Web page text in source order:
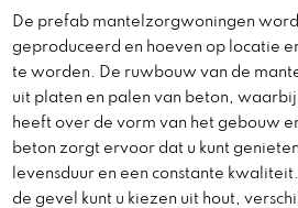
De prefab mantelzorgwoningen
geproduceerd en hoeven op locatie
te worden. De ruwbouw van de
uit platen en palen van beton,
heeft over de vorm van het gebouw
beton zorgt ervoor dat u kunt
levensduur en een constante
de gevel kunt u kiezen uit hout,